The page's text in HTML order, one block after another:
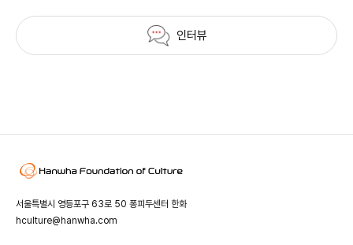
인터뷰
서울특별시 영등포구 63로 50 퐁피두센터 한화
hculture@hanwha.com